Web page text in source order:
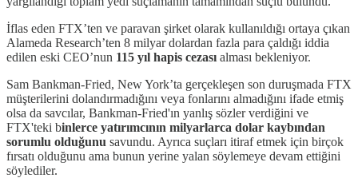
İflas eden FTX’ten ve paravan şirket olarak kullanıldığı ortaya çıkan
Alameda Research’ten 8 milyar dolardan fazla para çaldığı iddia
edilen eski CEO’nun 115 yıl hapis cezası alması bekleniyor.
Sam Bankman-Fried, New York’ta gerçekleşen son duruşmada FTX
müşterilerini dolandırmadığını veya fonlarını almadığını ifade etmiş
olsa da savcılar, Bankman-Fried'ın yanlış sözler verdiğini ve
FTX'teki binlerce yatırımcının milyarlarca dolar kaybından
sorumlu olduğunu savundu. Ayrıca suçları itiraf etmek için birçok
fırsatı olduğunu ama bunun yerine yalan söylemeye devam ettiğini
söylediler.